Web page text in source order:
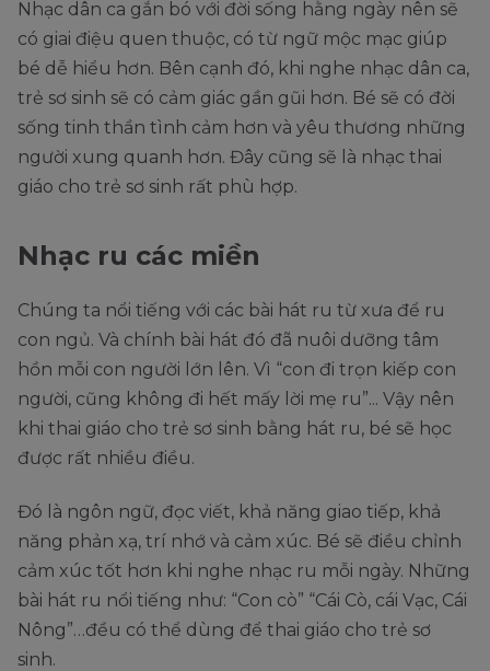
Nhạc dân ca gắn bó với đời sống hằng ngày nên sẽ
có giai điệu quen thuộc, có từ ngữ mộc mạc giúp
bé dễ hiểu hơn. Bên cạnh đó, khi nghe nhạc dân ca,
trẻ sơ sinh sẽ có cảm giác gần gũi hơn. Bé sẽ có đời
sống tinh thần tình cảm hơn và yêu thương những
người xung quanh hơn. Đây cũng sẽ là nhạc thai
giáo cho trẻ sơ sinh rất phù hợp.
Nhạc ru các miền
Chúng ta nổi tiếng với các bài hát ru từ xưa để ru
con ngủ. Và chính bài hát đó đã nuôi dưỡng tâm
hồn mỗi con người lớn lên. Vì “con đi trọn kiếp con
người, cũng không đi hết mấy lời mẹ ru”... Vậy nên
khi thai giáo cho trẻ sơ sinh bằng hát ru, bé sẽ học
được rất nhiều điều.
Đó là ngôn ngữ, đọc viết, khả năng giao tiếp, khả
năng phản xạ, trí nhớ và cảm xúc. Bé sẽ điều chỉnh
cảm xúc tốt hơn khi nghe nhạc ru mỗi ngày. Những
bài hát ru nổi tiếng như: “Con cò” “Cái Cò, cái Vạc, Cái
Nông”…đều có thể dùng để thai giáo cho trẻ sơ
sinh.